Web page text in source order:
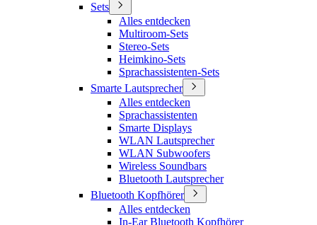
Sets
Alles entdecken
Multiroom-Sets
Stereo-Sets
Heimkino-Sets
Sprachassistenten-Sets
Smarte Lautsprecher
Alles entdecken
Sprachassistenten
Smarte Displays
WLAN Lautsprecher
WLAN Subwoofers
Wireless Soundbars
Bluetooth Lautsprecher
Bluetooth Kopfhörer
Alles entdecken
In-Ear Bluetooth Kopfhörer